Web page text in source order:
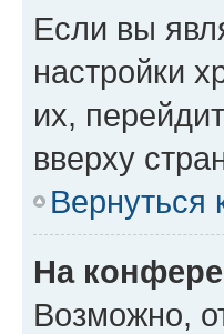
Если вы
настройки
их,
вверху
Вернуться
На
Возможно,